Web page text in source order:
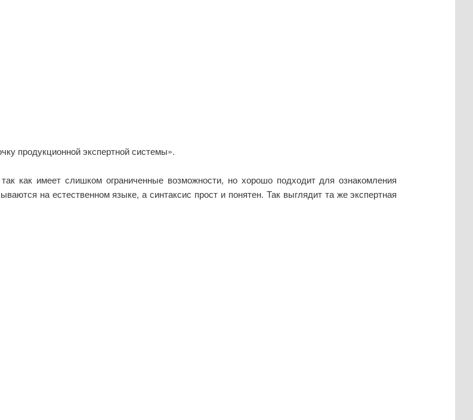
продукционной экспертной системы».
как имеет слишком ограниченные возможности, но хорошо подходит для ознакомления
на естественном языке, а синтаксис прост и понятен. Так выглядит та же экспертная